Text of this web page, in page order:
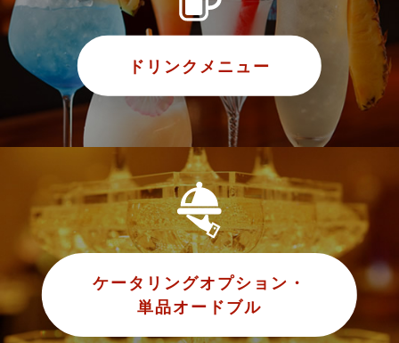
ドリンクメニュー
ケータリングオプション・
単品オードブル